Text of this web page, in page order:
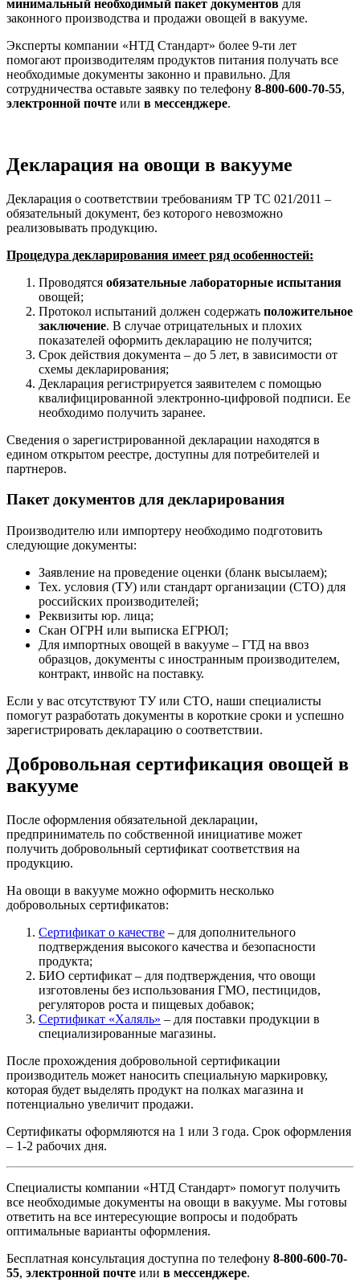
минимальный необходимый пакет документов для
законного производства и продажи овощей в вакууме.
Эксперты компании «НТД Стандарт» более 9-ти лет
помогают производителям продуктов питания получать все
необходимые документы законно и правильно. Для
сотрудничества оставьте заявку по телефону 8-800-600-70-55,
электронной почте или в мессенджере.
Декларация на овощи в вакууме
Декларация о соответствии требованиям ТР ТС 021/2011 –
обязательный документ, без которого невозможно
реализовывать продукцию.
Процедура декларирования имеет ряд особенностей:
Проводятся обязательные лабораторные испытания
овощей;
Протокол испытаний должен содержать положительное
заключение. В случае отрицательных и плохих
показателей оформить декларацию не получится;
Срок действия документа – до 5 лет, в зависимости от
схемы декларирования;
Декларация регистрируется заявителем с помощью
квалифицированной электронно-цифровой подписи. Ее
необходимо получить заранее.
Сведения о зарегистрированной декларации находятся в
едином открытом реестре, доступны для потребителей и
партнеров.
Пакет документов для декларирования
Производителю или импортеру необходимо подготовить
следующие документы:
Заявление на проведение оценки (бланк высылаем);
Тех. условия (ТУ) или стандарт организации (СТО) для
российских производителей;
Реквизиты юр. лица;
Скан ОГРН или выписка ЕГРЮЛ;
Для импортных овощей в вакууме – ГТД на ввоз
образцов, документы с иностранным производителем,
контракт, инвойс на поставку.
Если у вас отсутствуют ТУ или СТО, наши специалисты
помогут разработать документы в короткие сроки и успешно
зарегистрировать декларацию о соответствии.
Добровольная сертификация овощей в
вакууме
После оформления обязательной декларации,
предприниматель по собственной инициативе может
получить добровольный сертификат соответствия на
продукцию.
На овощи в вакууме можно оформить несколько
добровольных сертификатов:
Сертификат о качестве – для дополнительного
подтверждения высокого качества и безопасности
продукта;
БИО сертификат – для подтверждения, что овощи
изготовлены без использования ГМО, пестицидов,
регуляторов роста и пищевых добавок;
Сертификат «Халяль» – для поставки продукции в
специализированные магазины.
После прохождения добровольной сертификации
производитель может наносить специальную маркировку,
которая будет выделять продукт на полках магазина и
потенциально увеличит продажи.
Сертификаты оформляются на 1 или 3 года. Срок оформления
– 1-2 рабочих дня.
Специалисты компании «НТД Стандарт» помогут получить
все необходимые документы на овощи в вакууме. Мы готовы
ответить на все интересующие вопросы и подобрать
оптимальные варианты оформления.
Бесплатная консультация доступна по телефону 8-800-600-70-
55, электронной почте или в мессенджере.